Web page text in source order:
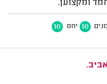
ומקצוען.
10 יחס 10